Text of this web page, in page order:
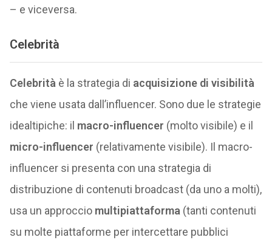
– e viceversa.
Celebrità
Celebrità è la strategia di acquisizione di visibilità
che viene usata dall’influencer. Sono due le strategie
idealtipiche: il macro-influencer (molto visibile) e il
micro-influencer (relativamente visibile). Il macro-
influencer si presenta con una strategia di
distribuzione di contenuti broadcast (da uno a molti),
usa un approccio multipiattaforma (tanti contenuti
su molte piattaforme per intercettare pubblici